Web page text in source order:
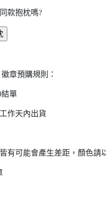
款抱枕嗎?
章預購規則：
單
作天內出貨
有可能會產生差距，顏色請